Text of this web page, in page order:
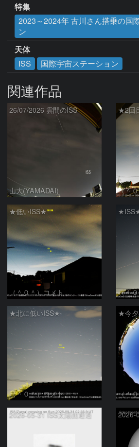
特集
2023～2024年 古川さん搭乗の国
ン
天体
ISS
国際宇宙ステーション
関連作品
26/07/2026 雲間のISS
山大(YAMADAI)
★2回
（＾
★低いISS★
（＾０＾）コメト （＾
★北に低いISS★
（＾０＾）コメト
★今
（＾
2026-05-31 ISS太陽面通過 2026-